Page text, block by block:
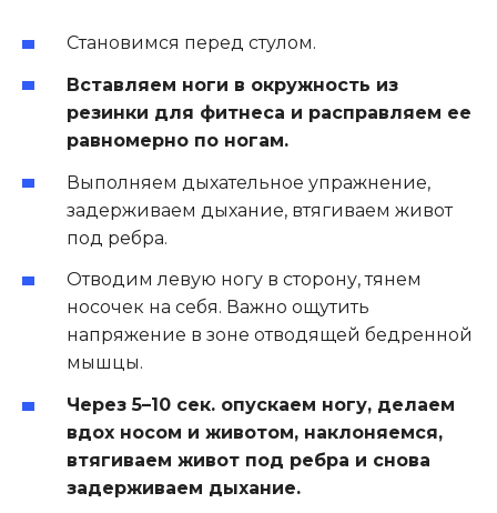
Становимся перед стулом.
Вставляем ноги в окружность из
резинки для фитнеса и расправляем ее
равномерно по ногам.
Выполняем дыхательное упражнение,
задерживаем дыхание, втягиваем живот
под ребра.
Отводим левую ногу в сторону, тянем
носочек на себя. Важно ощутить
напряжение в зоне отводящей бедренной
мышцы.
Через 5–10 сек. опускаем ногу, делаем
вдох носом и животом, наклоняемся,
втягиваем живот под ребра и снова
задерживаем дыхание.